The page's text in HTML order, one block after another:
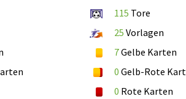
115 Tore
25 Vorlagen
7Gelbe Karten
0 Gelb-Rote
0 Rote Karten